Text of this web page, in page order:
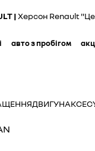
|Херсон Renault
авто з пробігом
ДВИГУН